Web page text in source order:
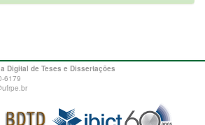
Digital de Teses e Dissertações
6179